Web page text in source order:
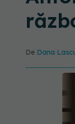
De Dana